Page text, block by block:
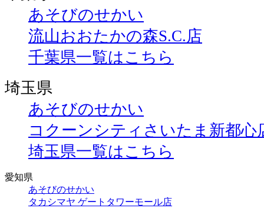
あそびのせかい
流山おおたかの森S.C.店
千葉県一覧はこちら
埼玉県
あそびのせかい
コクーンシティさいたま新都心
埼玉県一覧はこちら
愛知県
あそびのせかい
タカシマヤ ゲートタワーモール店